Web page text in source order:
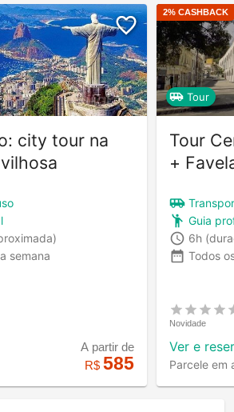
city tour na
semana
A partir de
R$585
2% CASHBACK
Tour
Tour
+
Guia
6h
Todos
Novidade
Ver e
Parcele em